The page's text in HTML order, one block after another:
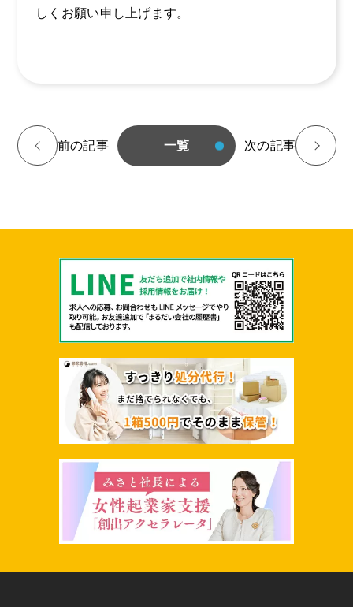
しくお願い申し上げます。
<
前の記事 一覧 次の記事